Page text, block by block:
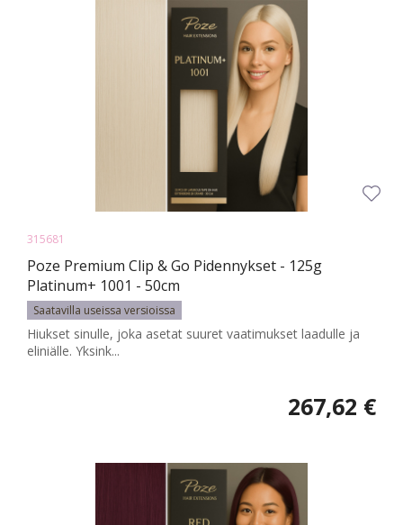
315681
Poze Premium Clip & Go Pidennykset - 125g
Platinum+ 1001 - 50cm
Saatavilla useissa versioissa
Hiukset sinulle, joka asetat suuret vaatimukset laadulle ja
eliniälle. Yksink...
267,62 €